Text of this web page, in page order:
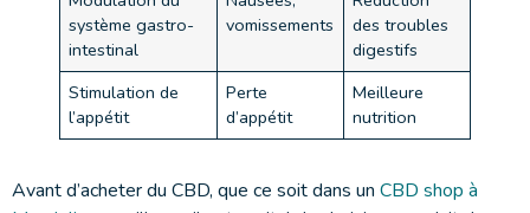
système gastro-
intestinal
vomissements
des troubles
digestifs
Stimulation de
l’appétit
Perte
d’appétit
Meilleure
nutrition
Avant d’acheter du CBD, que ce soit dans un CBD shop à